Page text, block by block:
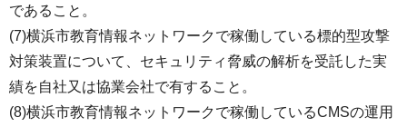
であること。
(7)横浜市教育情報ネットワークで稼働している標的型攻撃
対策装置について、セキュリティ脅威の解析を受託した実
績を自社又は協業会社で有すること。
(8)横浜市教育情報ネットワークで稼働しているCMSの運用